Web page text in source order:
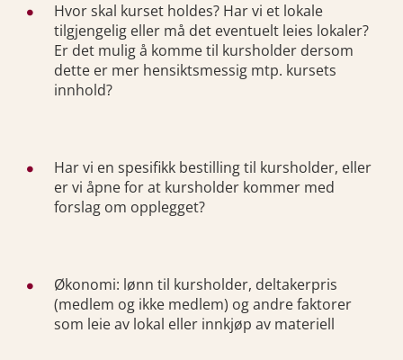
Hvor skal kurset holdes? Har vi et lokale
tilgjengelig eller må det eventuelt leies lokaler?
Er det mulig å komme til kursholder dersom
dette er mer hensiktsmessig mtp. kursets
innhold?
Har vi en spesifikk bestilling til kursholder, eller
er vi åpne for at kursholder kommer med
forslag om opplegget?
Økonomi: lønn til kursholder, deltakerpris
(medlem og ikke medlem) og andre faktorer
som leie av lokal eller innkjøp av materiell